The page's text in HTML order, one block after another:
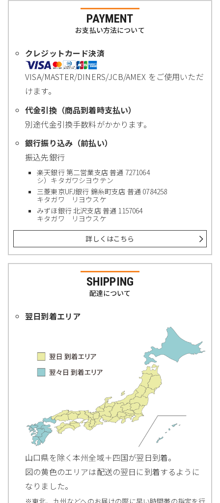
PAYMENT
お支払い方法について
クレジットカード決済
VISA/MASTER/DINERS/JCB/AMEX をご使用いただ
けます。
代金引換（商品到着時支払い）
別途代金引換手数料がかかります。
銀行振り込み（前払い）
振込先銀行
楽天銀行 第二営業支店 普通 7271064
シ）キタガワシヨウテン
三菱東京UFJ銀行 錦糸町支店 普通 0784258
キタガワ リヨウスケ
みずほ銀行 北沢支店 普通 1157064
キタガワ リヨウスケ
詳しくはこちら
SHIPPING
配達について
翌日到着エリア
山口県を除く本州全域＋四国が翌日到着。
図の黄色のエリアは配送の翌日に到着するように
なりました。
※東北、九州などへのお届けの際に早い時間帯の指定を行